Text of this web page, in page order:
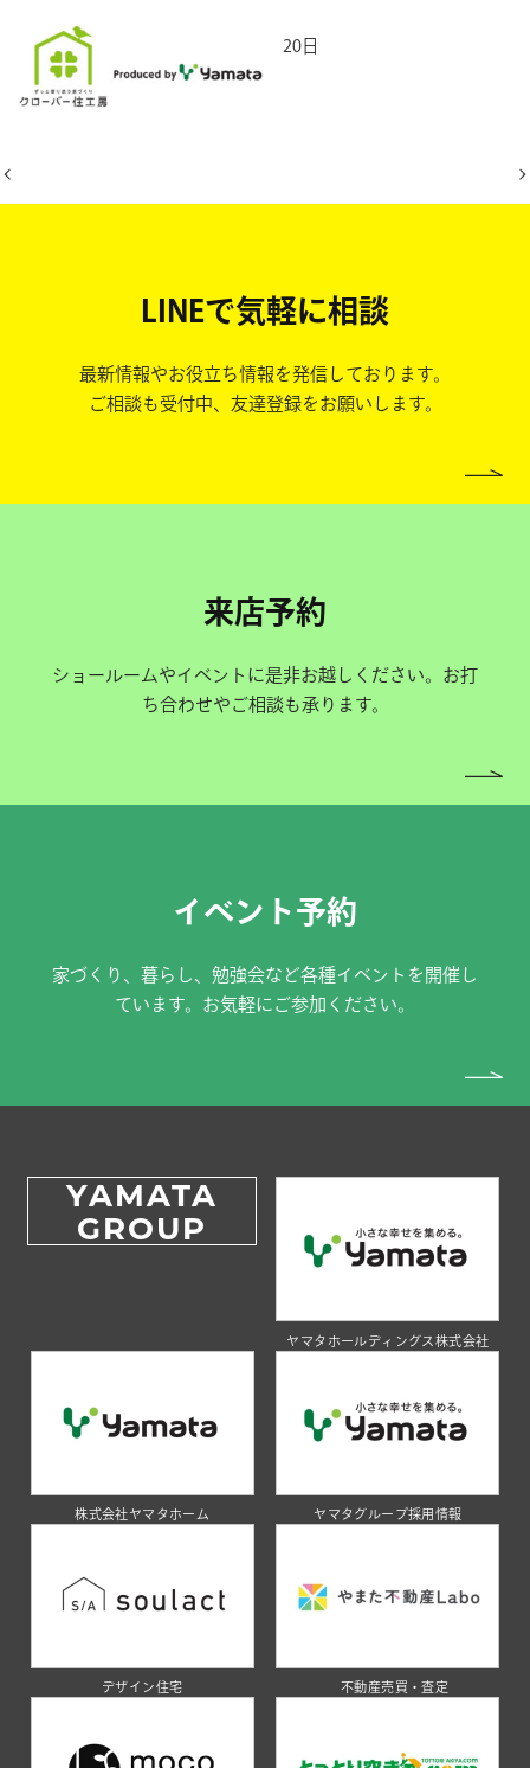
2026年4月20日
LINEで気軽に相談
最新情報やお役立ち情報を発信しております。
ご相談も受付中、友達登録をお願いします。
来店予約
ショールームやイベントに是非お越しください。お打
ち合わせやご相談も承ります。
イベント予約
家づくり、暮らし、勉強会など各種イベントを開催し
ています。お気軽にご参加ください。
YAMATA
GROUP
ヤマタホールディングス株式会社
株式会社ヤマタホーム ヤマタグループ採用情報
デザイン住宅 不動産売買・査定